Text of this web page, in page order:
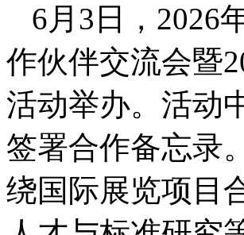
6月3日，2026
作伙伴交流会暨
活动举办。活动
签署合作备忘录
绕国际展览项目